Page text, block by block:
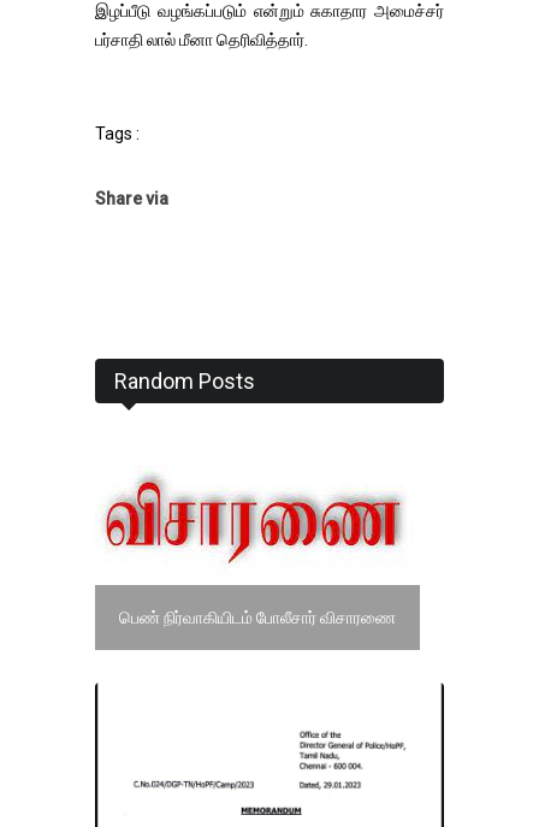
இழப்பீடு வழங்கப்படும் என்றும் சுகாதார அமைச்சர்
பர்சாதி லால் மீனா தெரிவித்தார்.
Tags :
Share via
Random Posts
பெண் நிர்வாகியிடம் போலீசார் விசாரணை